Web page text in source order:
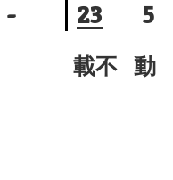
- 23 5
載不